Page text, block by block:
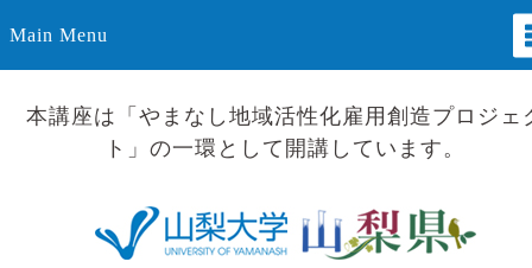
Main Menu
本講座は「やまなし地域活性化雇用創造プロジェ
ト」の一環として開講しています。